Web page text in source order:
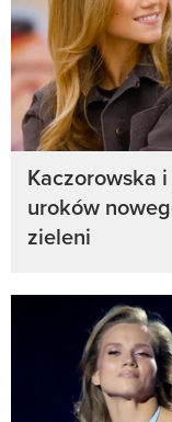
Kaczorowska
uroków
zieleni